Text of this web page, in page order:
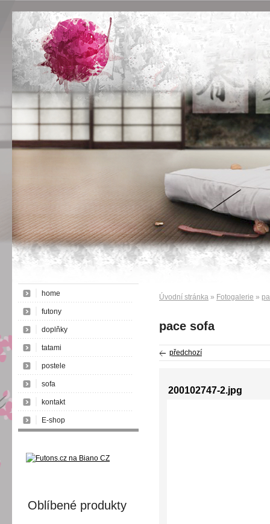
Úvodní stránka » Fotogalerie »
pace sofa
předchozí
200102747-2.jpg
home
futony
doplňky
tatami
postele
sofa
kontakt
E-shop
Oblíbené produkty